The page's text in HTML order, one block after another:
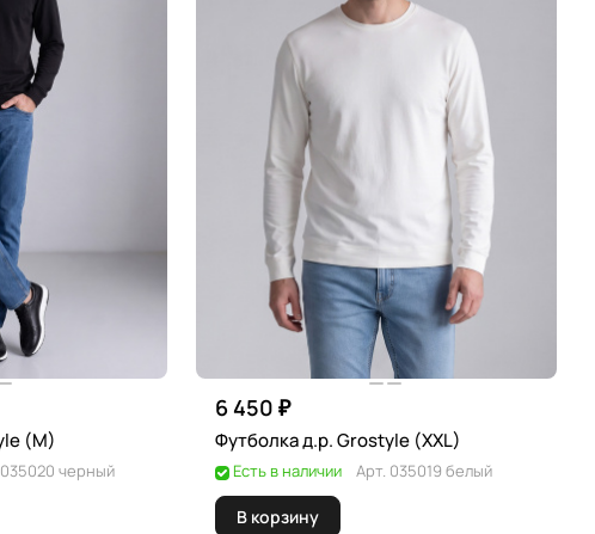
Футболка д.р. Grostyle (M)
035020 черный
6 450 ₽
Футболка д.р. Grostyle (XXL)
Есть в наличии Арт. 035019 белый
В корзину